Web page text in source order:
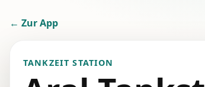
← Zur App
TANKZEIT STATION